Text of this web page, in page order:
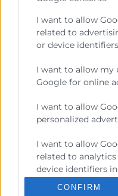
I want to allow
related to
or device
I want to allow my
Google for online
I want to allow
personalized
I want to allow
related to
device identifiers in
I want to allow
CONFIRM
ESTUDIA CON NOSOTROS